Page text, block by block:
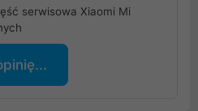
serwisowa Xiaomi Mi